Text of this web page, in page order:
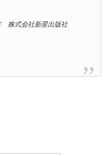
株式会社新星出版社